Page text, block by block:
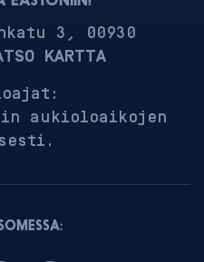
3, 00930
KARTTA
aukioloaikojen